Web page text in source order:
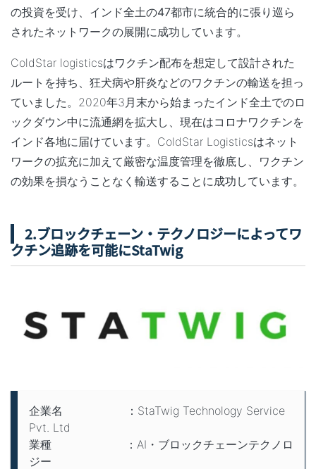
の投資を受け、 インド全土の47都市に統合的に張り巡ら
されたネットワークの展開に成功 しています。
ColdStar logisticsはワクチン配布を想定して設計された
ルートを持ち、狂犬病や肝炎などのワクチンの輸送を担っ
ていました。2020年3月末から始まったインド全土でのロ
ックダウン中に流通網を拡大し、現在はコロナワクチンを
インド各地に届けています。ColdStar Logisticsはネット
ワークの拡充に加えて厳密な温度管理を徹底し、ワクチン
の効果を損なうことなく輸送することに成功 しています。
2.ブロックチェーン・テクノロジーによってワ
クチン追跡を可能にStaTwig
企業名 ：StaTwig Technology Service
Pvt. Ltd
業種 ：AI・ブロックチェーンテクノロ
ジー